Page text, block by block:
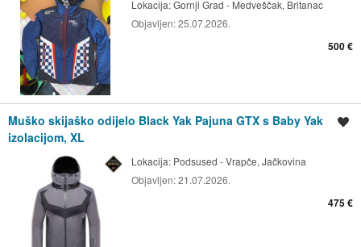
Lokacija:Gornji Grad - Medveščak, Britanac
Objavljen:25.07.2026.
500 €
Muško skijaško odijelo Black Yak Pajuna GTX s Baby Yak
izolacijom, XL
Lokacija: Podsused - Vrapče, Jačkovina
Objavljen:21.07.2026.
475 €